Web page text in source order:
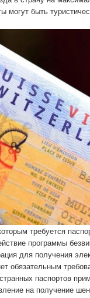
могут быть
требуется
программы
для получения
обязательным
паспортов
на получение